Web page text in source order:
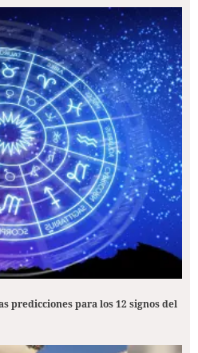
predicciones para los 12 signos del